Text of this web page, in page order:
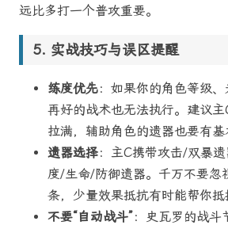
远比多打一个普攻重要。
实战技巧与误区提醒
练度优先：如果你的角色等级、
再好的战术也无法执行。建议
拉满，辅助角色的遗器也要有基
遗器选择：主C携带攻击/双暴
度/生命/防御遗器。千万不要忽
条，少量效果抵抗有时能帮你抵
不要“自动战斗”：史瓦罗的战斗